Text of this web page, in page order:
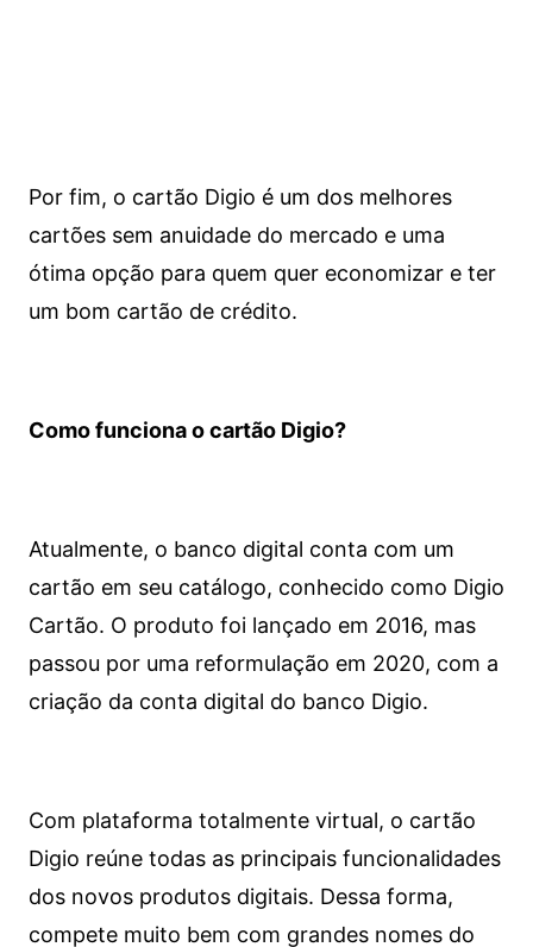
Por fim, o cartão Digio é um dos melhores
cartões sem anuidade do mercado e uma
ótima opção para quem quer economizar e ter
um bom cartão de crédito.
Como funciona o cartão Digio?
Atualmente, o banco digital conta com um
cartão em seu catálogo, conhecido como Digio
Cartão. O produto foi lançado em 2016, mas
passou por uma reformulação em 2020, com a
criação da conta digital do banco Digio.
Com plataforma totalmente virtual, o cartão
Digio reúne todas as principais funcionalidades
dos novos produtos digitais. Dessa forma,
compete muito bem com grandes nomes do